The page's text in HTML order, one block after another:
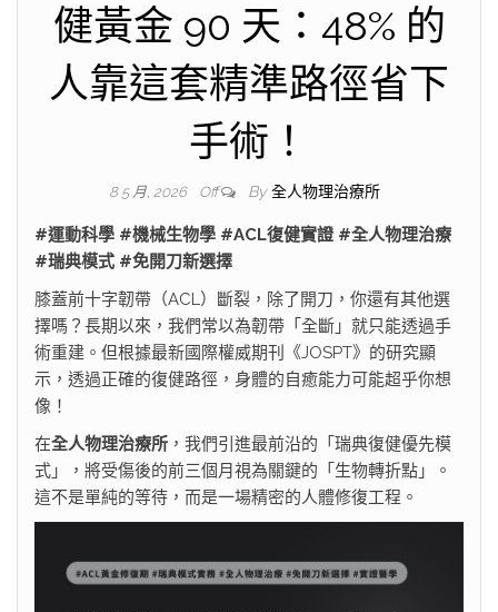
健黃金 90 天：48% 的
人靠這套精準路徑省下
手術！
8 5 月, 2026 Off By 全人物理治療所
#運動科學 #機械生物學 #ACL復健實證 #全人物理治療
#瑞典模式 #免開刀新選擇
膝蓋前十字韌帶（ACL）斷裂，除了開刀，你還有其他選
擇嗎？長期以來，我們常以為韌帶「全斷」就只能透過手
術重建。但根據最新國際權威期刊《JOSPT》的研究顯
示，透過正確的復健路徑，身體的自癒能力可能超乎你想
像！
在全人物理治療所 ，我們引進最前沿的「瑞典復健優先模
式」，將受傷後的前三個月視為關鍵的「生物轉折點」。
這不是單純的等待，而是一場精密的人體修復工程。